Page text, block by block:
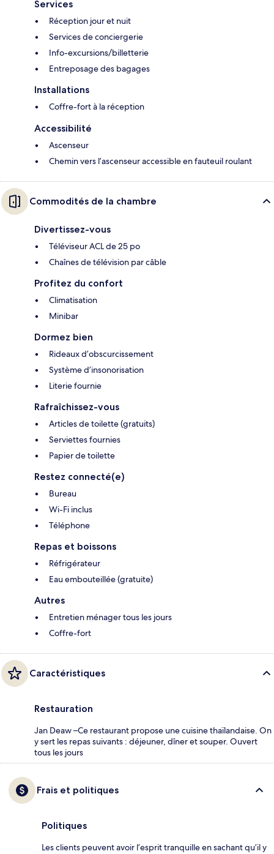
Services
Réception jour et nuit
Services de conciergerie
Info-excursions/billetterie
Entreposage des bagages
Installations
Coffre-fort à la réception
Accessibilité
Ascenseur
Chemin vers l’ascenseur accessible en fauteuil roulant
Commodités de la chambre
Divertissez-vous
Téléviseur ACL de 25 po
Chaînes de télévision par câble
Profitez du confort
Climatisation
Minibar
Dormez bien
Rideaux d’obscurcissement
Système d’insonorisation
Literie fournie
Rafraîchissez-vous
Articles de toilette (gratuits)
Serviettes fournies
Papier de toilette
Restez connecté(e)
Bureau
Wi-Fi inclus
Téléphone
Repas et boissons
Réfrigérateur
Eau embouteillée (gratuite)
Autres
Entretien ménager tous les jours
Coffre-fort
Caractéristiques
Restauration
Jan Deaw –Ce restaurant propose une cuisine thaïlandaise. On
y sert les repas suivants : déjeuner, dîner et souper. Ouvert
tous les jours
Frais et politiques
Politiques
Les clients peuvent avoir l’esprit tranquille en sachant qu’il y